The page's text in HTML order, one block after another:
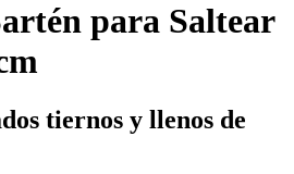
para Saltear
tiernos y llenos de